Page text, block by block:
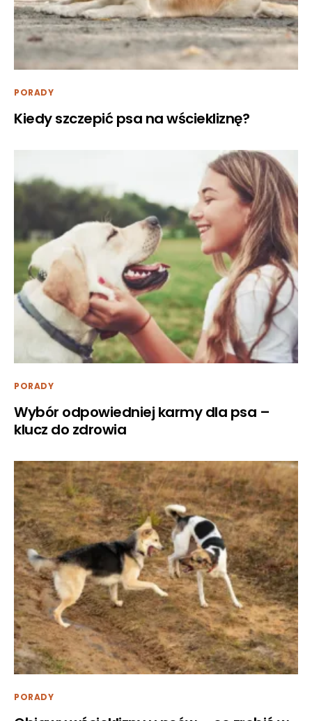
PORADY
Kiedy szczepić psa na wściekliznę?
PORADY
Wybór odpowiedniej karmy dla psa –
klucz do zdrowia
PORADY